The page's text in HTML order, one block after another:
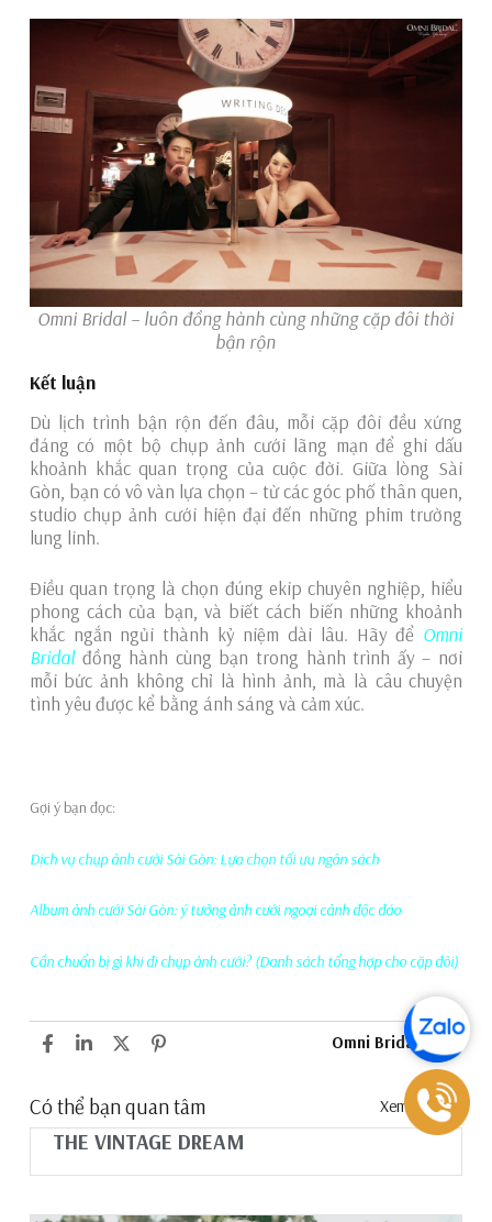
Omni Bridal – luôn đồng hành cùng những cặp đôi thời
bận rộn
Kết luận
Dù lịch trình bận rộn đến đâu, mỗi cặp đôi đều xứng
đáng có một bộ chụp ảnh cưới lãng mạn để ghi dấu
khoảnh khắc quan trọng của cuộc đời. Giữa lòng Sài
Gòn, bạn có vô vàn lựa chọn – từ các góc phố thân quen,
studio chụp ảnh cưới hiện đại đến những phim trường
lung linh.
Điều quan trọng là chọn đúng ekip chuyên nghiệp, hiểu
phong cách của bạn, và biết cách biến những khoảnh
khắc ngắn ngủi thành kỷ niệm dài lâu. Hãy để Omni
Bridal đồng hành cùng bạn trong hành trình ấy – nơi
mỗi bức ảnh không chỉ là hình ảnh, mà là câu chuyện
tình yêu được kể bằng ánh sáng và cảm xúc.
Gợi ý bạn đọc:
Dịch vụ chụp ảnh cưới Sài Gòn: Lựa chọn tối ưu ngân sách
Album ảnh cưới Sài Gòn: ý tưởng ảnh cưới ngoại cảnh độc đáo
Cần chuẩn bị gì khi đi chụp ảnh cưới? (Danh sách tổng hợp cho cặp đôi)
Omni Bridal tips
Có thể bạn quan tâm Xem tất cả
THE VINTAGE DREAM